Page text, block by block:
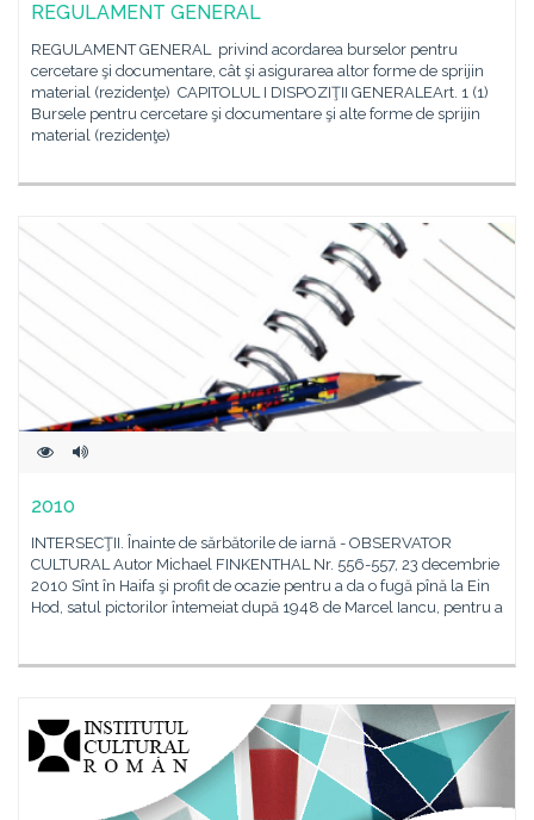
REGULAMENT GENERAL
REGULAMENT GENERAL privind acordarea burselor pentru
cercetare şi documentare, cât şi asigurarea altor forme de sprijin
material (rezidenţe) CAPITOLUL I DISPOZIŢII GENERALEArt. 1 (1)
Bursele pentru cercetare şi documentare şi alte forme de sprijin
material (rezidenţe)
2010
INTERSECŢII. Înainte de sărbătorile de iarnă - OBSERVATOR
CULTURAL Autor Michael FINKENTHAL Nr. 556-557, 23 decembrie
2010 Sînt în Haifa şi profit de ocazie pentru a da o fugă pînă la Ein
Hod, satul pictorilor întemeiat după 1948 de Marcel Iancu, pentru a